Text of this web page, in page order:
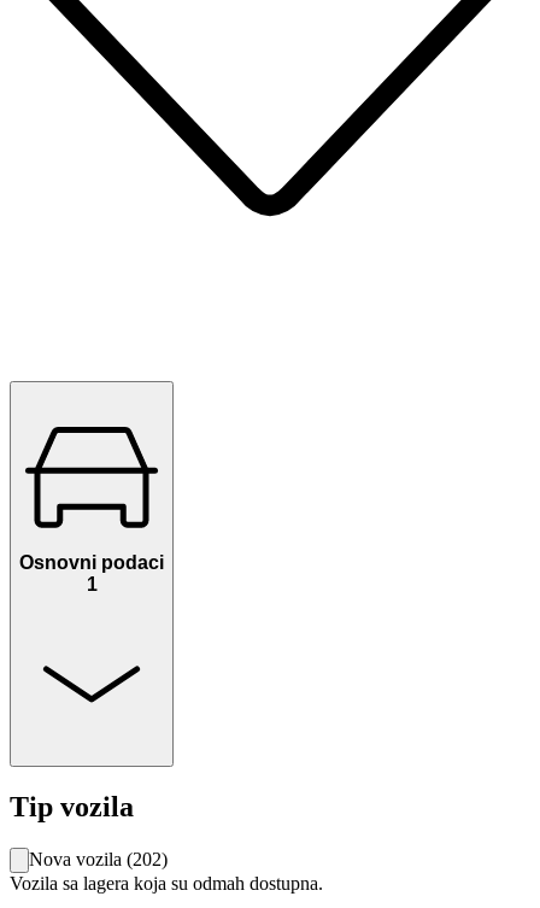
Osnovni podaci
1
Tip vozila
Nova vozila (202)
Vozila sa lagera koja su odmah dostupna.